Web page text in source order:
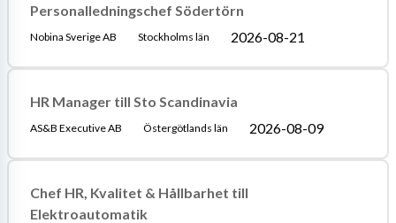
Personalledningschef Södertörn
Nobina Sverige AB Stockholms län 2026-08-21
HR Manager till Sto Scandinavia
AS&B Executive AB Östergötlands län 2026-08-09
Chef HR, Kvalitet & Hållbarhet till
Elektroautomatik